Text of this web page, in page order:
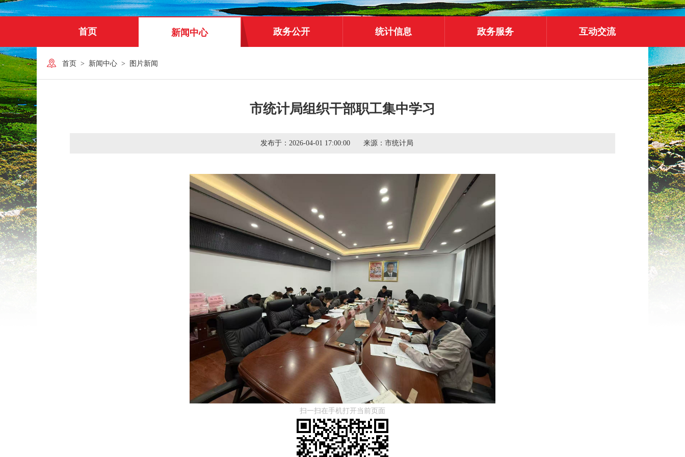
首页 新闻中心 政务公开 统计信息 政务服务 互动交流
首页 > 新闻中心 > 图片新闻
市统计局组织干部职工集中学习
发布于： 2026-04-01 17:00:00 来源： 市统计局
扫一扫在手机打开当前页面